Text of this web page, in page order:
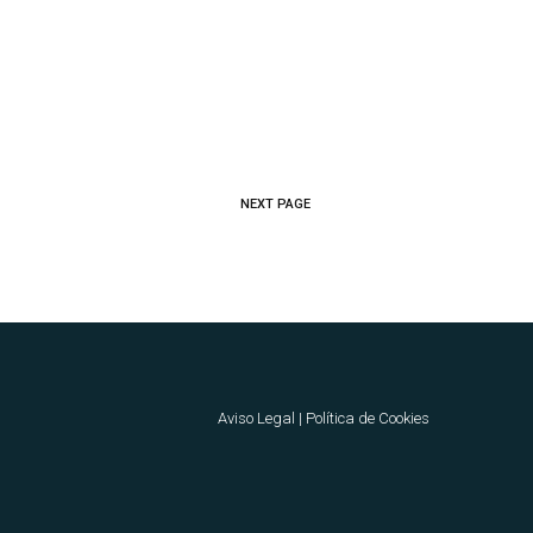
NEXT PAGE
Aviso Legal | Política de Cookies